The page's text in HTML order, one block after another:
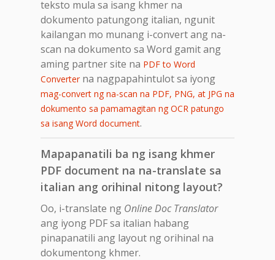
teksto mula sa isang khmer na
dokumento patungong italian, ngunit
kailangan mo munang i-convert ang na-
scan na dokumento sa Word gamit ang
aming partner site na PDF to Word
Converterna nagpapahintulot sa iyong
mag-convert ng na-scan na PDF, PNG, at JPG na
dokumento sa pamamagitan ng OCR patungo
sa isang Word document.
Mapapanatili ba ng isang khmer
PDF document na na-translate sa
italian ang orihinal nitong layout?
Oo, i-translate ng Online Doc Translator
ang iyong PDF sa italian habang
pinapanatili ang layout ng orihinal na
dokumentong khmer.